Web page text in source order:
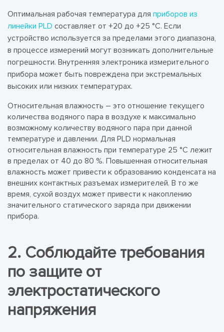
Оптимальная рабочая температура для приборов из
линейки PLD составляет от +20 до +25 °С. Если
устройство используется за пределами этого диапазона,
в процессе измерений могут возникать дополнительные
погрешности. Внутренняя электроника измерительного
прибора может быть повреждена при экстремальных
высоких или низких температурах.
Относительная влажность – это отношение текущего
количества водяного пара в воздухе к максимально
возможному количеству водяного пара при данной
температуре и давлении. Для PLD нормальная
относительная влажность при температуре 25 °С лежит
в пределах от 40 до 80 %. Повышенная относительная
влажность может привести к образованию конденсата на
внешних контактных разъемах измерителей. В то же
время, сухой воздух может привести к накоплению
значительного статического заряда при движении
прибора.
2. Соблюдайте требования
по защите от
электростатического
напряжения